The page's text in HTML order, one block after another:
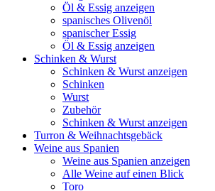
Öl & Essig anzeigen
spanisches Olivenöl
spanischer Essig
Öl & Essig anzeigen
Schinken & Wurst
Schinken & Wurst anzeigen
Schinken
Wurst
Zubehör
Schinken & Wurst anzeigen
Turron & Weihnachtsgebäck
Weine aus Spanien
Weine aus Spanien anzeigen
Alle Weine auf einen Blick
Toro